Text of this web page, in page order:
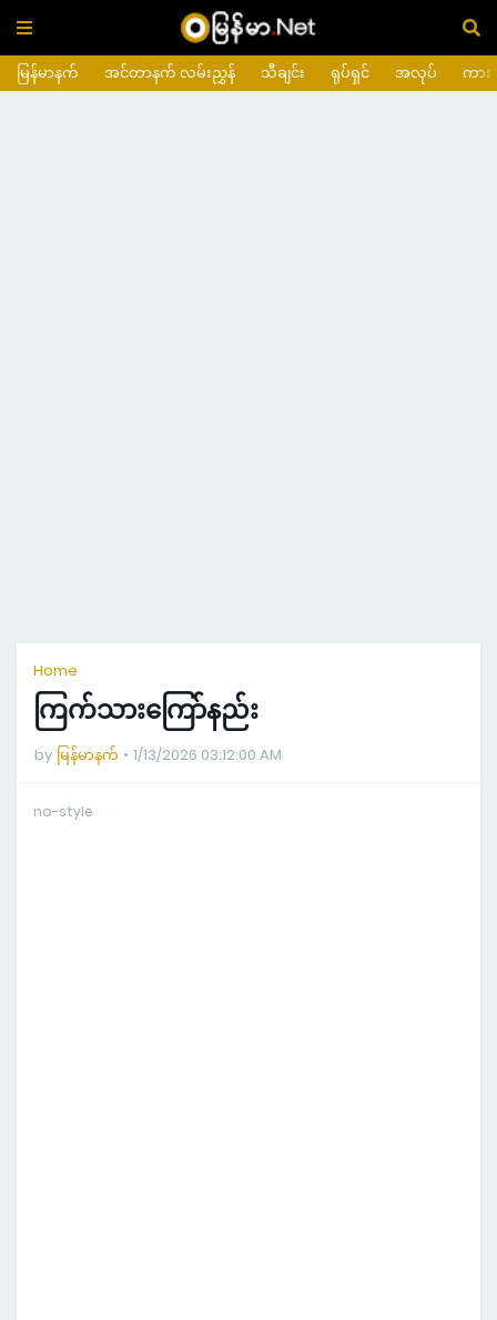
မြန်မာနက် အင်တာနက် လမ်းညွှန် သီချင်း ရုပ်ရှင် အလုပ် ကား
Home
ကြက်သားကြော်နည်း
by မြန်မာနက် 1/13/2026 03:12:00 AM
no-style